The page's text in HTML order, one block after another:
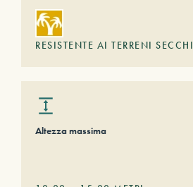
RESISTENTE AI TERRENI SECCHI
Altezza massima